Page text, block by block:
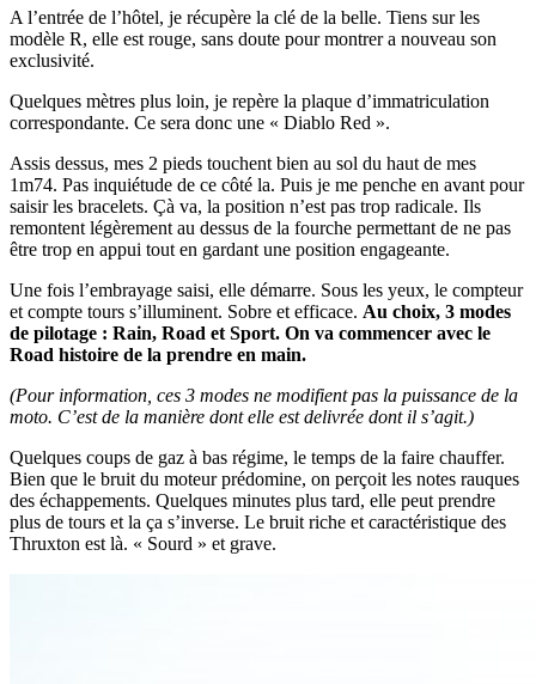
A l’entrée de l’hôtel, je récupère la clé de la belle. Tiens sur les
modèle R, elle est rouge, sans doute pour montrer a nouveau son
exclusivité.
Quelques mètres plus loin, je repère la plaque d’immatriculation
correspondante. Ce sera donc une « Diablo Red ».
Assis dessus, mes 2 pieds touchent bien au sol du haut de mes
1m74. Pas inquiétude de ce côté la. Puis je me penche en avant pour
saisir les bracelets. Çà va, la position n’est pas trop radicale. Ils
remontent légèrement au dessus de la fourche permettant de ne pas
être trop en appui tout en gardant une position engageante.
Une fois l’embrayage saisi, elle démarre. Sous les yeux, le compteur
et compte tours s’illuminent. Sobre et efficace. Au choix, 3 modes
de pilotage : Rain, Road et Sport. On va commencer avec le
Road histoire de la prendre en main.
(Pour information, ces 3 modes ne modifient pas la puissance de la
moto. C’est de la manière dont elle est delivrée dont il s’agit.)
Quelques coups de gaz à bas régime, le temps de la faire chauffer.
Bien que le bruit du moteur prédomine, on perçoit les notes rauques
des échappements. Quelques minutes plus tard, elle peut prendre
plus de tours et la ça s’inverse. Le bruit riche et caractéristique des
Thruxton est là. « Sourd » et grave.